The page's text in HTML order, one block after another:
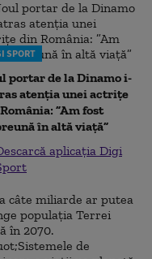
SPORT
portar de la Dinamo i-
atenția unei actrițe
”Am fost
în altă viață”
aplicația Digi